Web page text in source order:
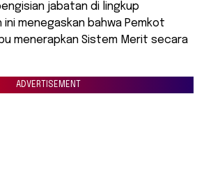
jabatan di lingkup
ini menegaskan bahwa Pemkot
menerapkan Sistem Merit secara
ADVERTISEMENT